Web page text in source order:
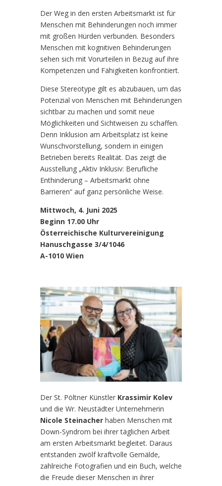
Der Weg in den ersten Arbeitsmarkt ist für
Menschen mit Behinderungen noch immer
mit großen Hürden verbunden. Besonders
Menschen mit kognitiven Behinderungen
sehen sich mit Vorurteilen in Bezug auf ihre
Kompetenzen und Fähigkeiten konfrontiert.
Diese Stereotype gilt es abzubauen, um das
Potenzial von Menschen mit Behinderungen
sichtbar zu machen und somit neue
Möglichkeiten und Sichtweisen zu schaffen.
Denn Inklusion am Arbeitsplatz ist keine
Wunschvorstellung, sondern in einigen
Betrieben bereits Realität. Das zeigt die
Ausstellung „Aktiv Inklusiv: Berufliche
Enthinderung – Arbeitsmarkt ohne
Barrieren“ auf ganz persönliche Weise.
Mittwoch, 4. Juni 2025
Beginn 17.00 Uhr
Österreichische Kulturvereinigung
Hanuschgasse 3/4/1046
A-1010 Wien
Der St. Pöltner Künstler Krassimir Kolev
und die Wr. Neustädter Unternehmerin
Nicole Steinacherhaben Menschen mit
Down-Syndrom bei ihrer täglichen Arbeit
am ersten Arbeitsmarkt begleitet. Daraus
entstanden zwölf kraftvolle Gemälde,
zahlreiche Fotografien und ein Buch, welche
die Freude dieser Menschen in ihrer